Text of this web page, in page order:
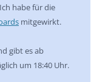
habe für die
mitgewirkt.
gibt es ab
um 18:40 Uhr.